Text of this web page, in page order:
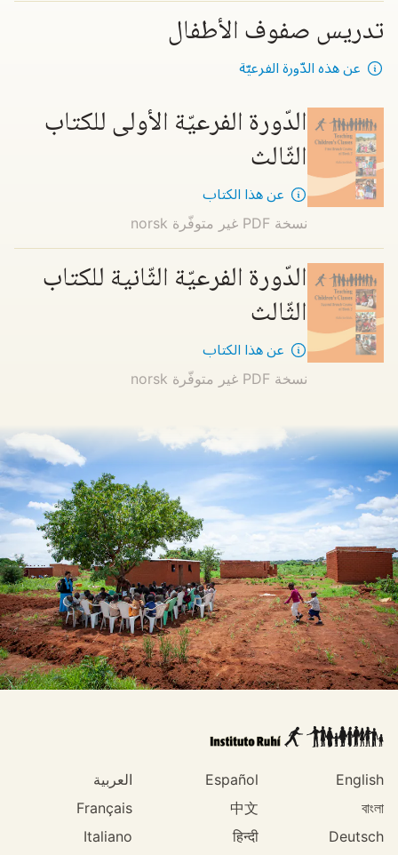
تدريس صفوف الأطفال
عن هذه الدّورة الفرعيّة
الدّورة الفرعيّة الأولى للكتاب
الثّالث
عن هذا الكتاب
نسخة PDF غير متوفّرة norsk
الدّورة الفرعيّة الثّانية للكتاب
الثّالث
عن هذا الكتاب
نسخة PDF غير متوفّرة norsk
English
Español
العربية
বাংলা
中文
Français
Deutsch
हिन्दी
Italiano